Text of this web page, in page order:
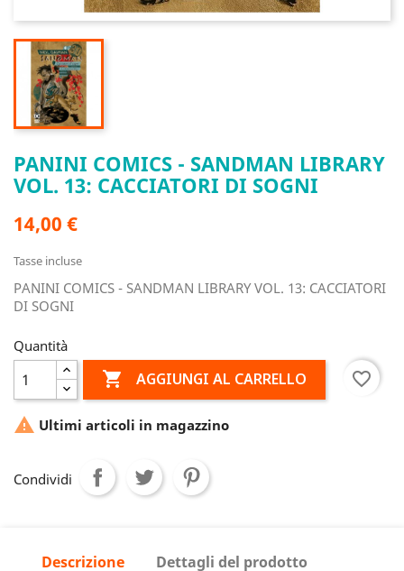
PANINI COMICS - SANDMAN LIBRARY
VOL. 13: CACCIATORI DI SOGNI
14,00 €
Tasse incluse
PANINI COMICS - SANDMAN LIBRARY VOL. 13: CACCIATORI
DI SOGNI
Quantità
 AGGIUNGI AL CARRELLO favorite_border
 Ultimi articoli in magazzino
Condividi
Descrizione Dettagli del prodotto